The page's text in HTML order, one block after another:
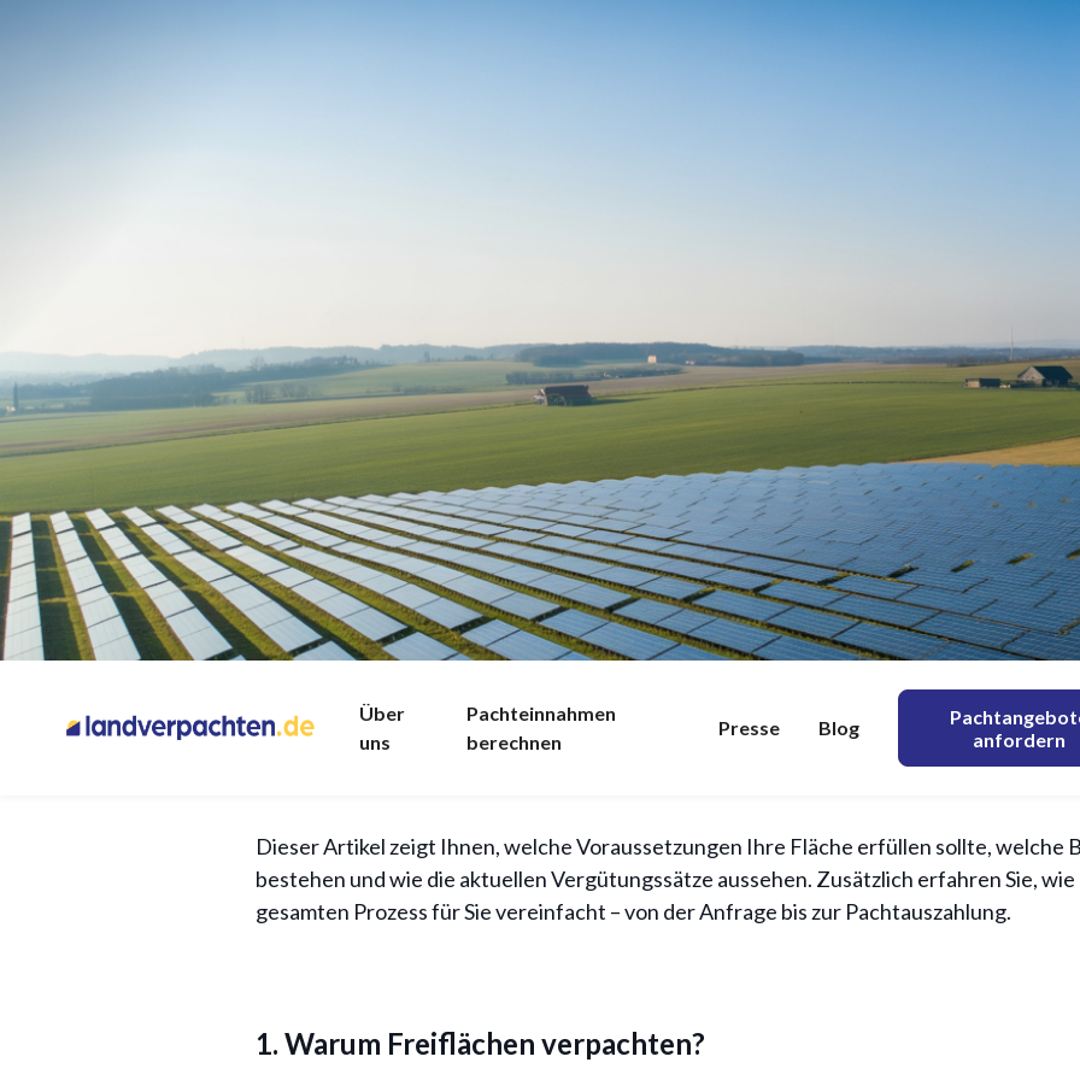
Über
uns
Pachteinnahmen
berechnen
Presse Blog
anfordern
Freiflächensolaranlagen verpachten:
Vergütungssätze &
Die Energiewende schreitet voran – und Eigentümer von Acker-, Grünland- oder
aktiv daran mitwirken und gleichzeitig eine sichere Einnahmequelle erschließen: durch
Dieser Artikel zeigt Ihnen, welche Voraussetzungen Ihre Fläche erfüllen sollte, welche
bestehen und wie die aktuellen Vergütungssätze aussehen. Zusätzlich erfahren Sie,
gesamten Prozess für Sie vereinfacht – von der Anfrage bis zur Pachtauszahlung.
1. Warum Freiflächen verpachten?